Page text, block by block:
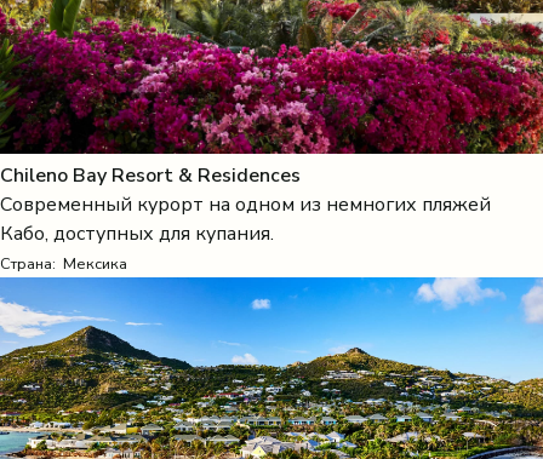
Chileno Bay Resort & Residences
Современный курорт на одном из немногих пляжей
Кабо, доступных для купания.
Страна: Мексика